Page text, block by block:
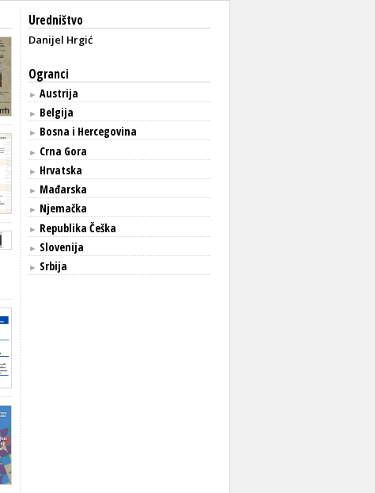
Uredništvo
Danijel Hrgić
Ogranci
► Austrija
► Belgija
► Bosna i Hercegovina
► Crna Gora
► Hrvatska
► Mađarska
► Njemačka
► Republika Češka
► Slovenija
► Srbija